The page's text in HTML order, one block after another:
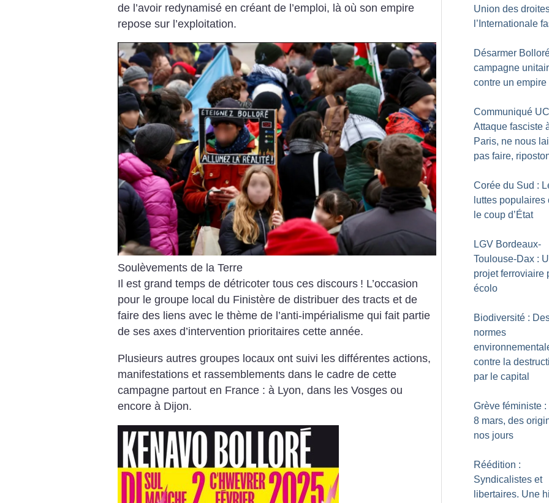
de l’avoir redynamisé en créant de l’emploi, là où son empire
repose sur l’exploitation.
Soulèvements de la Terre
Il est grand temps de détricoter tous ces discours ! L’occasion
pour le groupe local du Finistère de distribuer des tracts et de
faire des liens avec le thème de l’anti-impérialisme qui fait partie
de ses axes d’intervention prioritaires cette année.
Plusieurs autres groupes locaux ont suivi les différentes actions,
manifestations et rassemblements dans le cadre de cette
campagne partout en France : à Lyon, dans les Vosges ou
encore à Dijon.
Union des
l’Internationale
Désarmer
campagne
contre un empire
Communiqué
Attaque fasciste
Paris, ne nous
pas faire,
Corée du Sud :
luttes populaires
le coup d’État
LGV Bordeaux-
Toulouse-Dax :
projet ferroviaire
écolo
Biodiversité :
normes
contre la
par le capital
Grève féministe :
8 mars, des
nos jours
Réédition :
Syndicalistes et
libertaires. Une